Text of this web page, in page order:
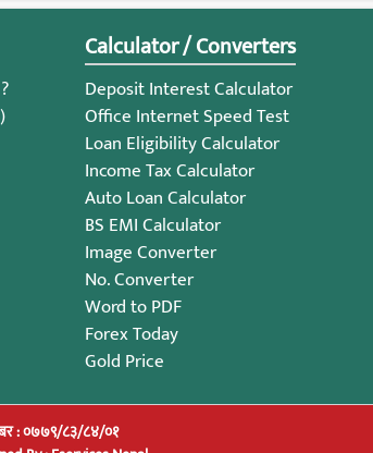
Calculator / Converters
Deposit Interest Calculator
Office Internet Speed Test
Loan Eligibility Calculator
Income Tax Calculator
Auto Loan Calculator
BS EMI Calculator
Image Converter
No. Converter
Word to PDF
Forex Today
Gold Price
: ०७७९/८३/८४/०१